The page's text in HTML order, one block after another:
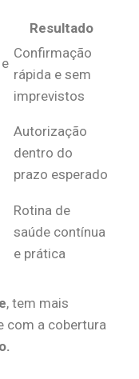
Resultado
Confirmação
rápida e sem
imprevistos
Autorização
dentro do
prazo esperado
Rotina de
saúde contínua
e prática
, tem mais
com a cobertura